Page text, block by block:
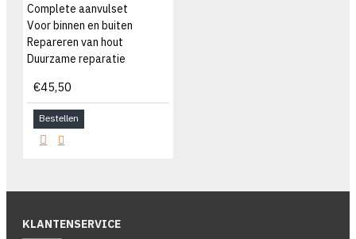
Complete aanvulset
Voor binnen en buiten
Repareren van hout
Duurzame reparatie
€45,50
Bestellen
KLANTENSERVICE